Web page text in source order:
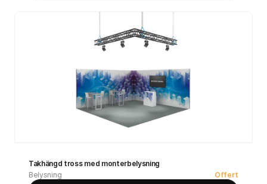
Takhängd tross med monterbelysning
Belysning
Offert